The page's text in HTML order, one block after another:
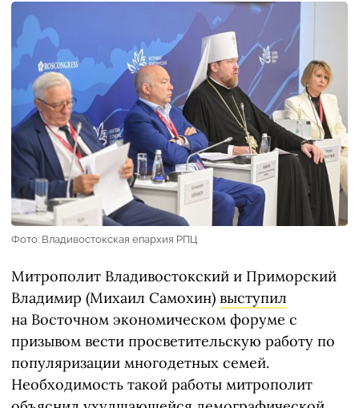
Фото: Владивостокская епархия РПЦ
Митрополит Владивостокский и Приморский
Владимир (Михаил Самохин) выступил
на Восточном экономическом форуме с
призывом вести просветительскую работу по
популяризации многодетных семей.
Необходимость такой работы митрополит